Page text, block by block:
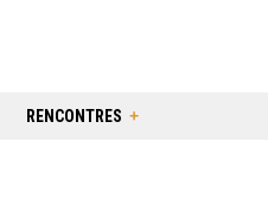
RENCONTRES